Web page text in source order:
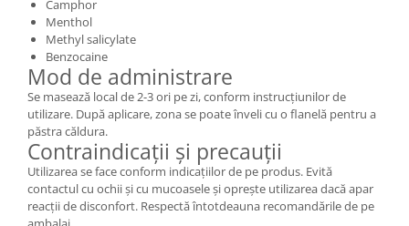
Camphor
Menthol
Methyl salicylate
Benzocaine
Mod de administrare
Se masează local de 2-3 ori pe zi, conform instrucțiunilor de
utilizare. După aplicare, zona se poate înveli cu o flanelă pentru a
păstra căldura.
Contraindicații și precauții
Utilizarea se face conform indicațiilor de pe produs. Evită
contactul cu ochii și cu mucoasele și oprește utilizarea dacă apar
reacții de disconfort. Respectă întotdeauna recomandările de pe